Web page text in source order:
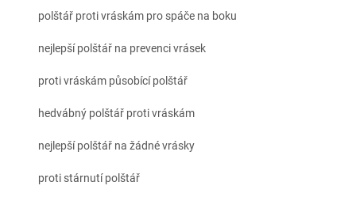
polštář proti vráskám pro spáče na boku
nejlepší polštář na prevenci vrásek
proti vráskám působící polštář
hedvábný polštář proti vráskám
nejlepší polštář na žádné vrásky
proti stárnutí polštář